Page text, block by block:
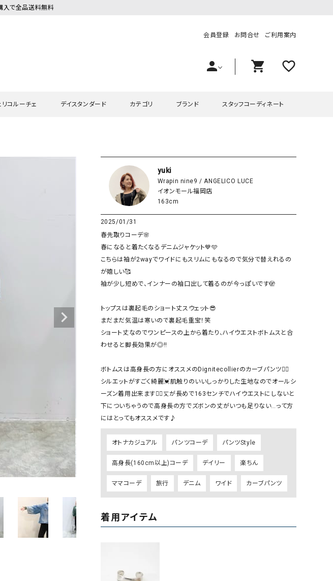
入で全品送料無料
会員登録 お問合せ ご利用案内
person shopping_cart favorite_outline
キシ丈
ート
コルーチェ デイスタンダード
チュニック
ロング・マキシ丈
その他スカート
すべて見る
帽子
ソックス・その他雑貨
カテゴリ
ワンピース・チュニック
サロペット・オーバーオール
スカート
ジャケット・アウター
グッズ
ワンピース・チュニック
サロペット・オーバーオール
グッズ
ブランド
ラッピンナイン/アンジェリコルーチェ
hagumu（ハグム）
her.（ハードット）
and quarter（アンドクウォーター） HUMS（ハムズ）
Our.（アワードット）
Wrapin nine9（ラッピンナイン）
1%（イチ パーセント） LAOCOONTE（ラオコンテ）
1 metre carre（アンメートルキャレ ）
120%lino（ワンハンドレッドトゥエンティ
adidas（アディダス） Lallia Mu（ラリア ムー）
ASFVLT（アスファルト）
Ampersand（アンパサンド） MICALLE MICALLE（ミカ
Antiquite's（アンティークス）
NATURAL LAUNDRY（ナチ
リー）
Audition（オーディション）
ORDINARY FITS（オーディ
ツ）
blue willow（ブルーウィロー） prit（プリット）
スタッフコーディネート
yuki
Wrapin nine9 / ANGELICO LUCE
イオンモール福岡店
163cm
2025/01/31
春先取りコーデ🌸
春になると着たくなるデニムジャケット💙🩵
こちらは袖が2wayでワイドにもスリムにもなるので気分で替えれるの
が嬉しい🥰
袖が少し短めで、インナーの袖口出して着るのが今っぽいです🫣
トップスは裏起毛のショート丈スウェット😎
まだまだ気温は寒いので裏起毛重宝！笑
ショート丈なのでワンピースの上から着たり、ハイウエストボトムスと合
わせると脚長効果が◎‼︎
ボトムスは高身長の方にオススメのDignitecollierのカーブパンツ👯‍♀️
シルエットがすごく綺麗💓肌触りのいいしっかりした生地なのでオールシ
ーズン着用出来ます👌🏻丈が長めで163センチでハイウエストにしないと
下についちゃうので高身長の方でズボンの丈がいつも足りない…って方
にはとってもオススメです♪
オトナカジュアル パンツコーデ パンツStyle
高身長(160cm以上)コーデ デイリー 楽ちん
ママコーデ 旅行 デニム ワイド カーブパンツ
着用アイテム